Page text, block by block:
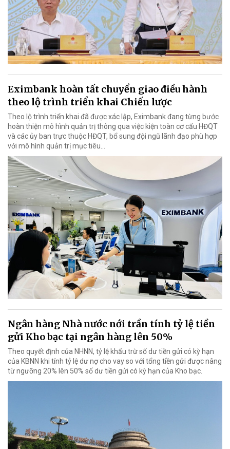
Eximbank hoàn tất chuyển giao điều hành
theo lộ trình triển khai Chiến lược
Theo lộ trình triển khai đã được xác lập, Eximbank đang từng bước
hoàn thiện mô hình quản trị thông qua việc kiện toàn cơ cấu HĐQT
và các ủy ban trực thuộc HĐQT, bổ sung đội ngũ lãnh đạo phù hợp
với mô hình quản trị mục tiêu...
Ngân hàng Nhà nước nới trần tính tỷ lệ tiền
gửi Kho bạc tại ngân hàng lên 50%
Theo quyết định của NHNN, tỷ lệ khấu trừ số dư tiền gửi có kỳ hạn
của KBNN khi tính tỷ lệ dư nợ cho vay so với tổng tiền gửi được nâng
từ ngưỡng 20% lên 50% số dư tiền gửi có kỳ hạn của Kho bạc.